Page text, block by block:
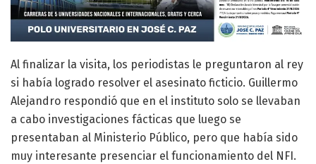
Al finalizar la visita, los periodistas le preguntaron al rey
si había logrado resolver el asesinato ficticio. Guillermo
Alejandro respondió que en el instituto solo se llevaban
a cabo investigaciones fácticas que luego se
presentaban al Ministerio Público, pero que había sido
muy interesante presenciar el funcionamiento del NFI.